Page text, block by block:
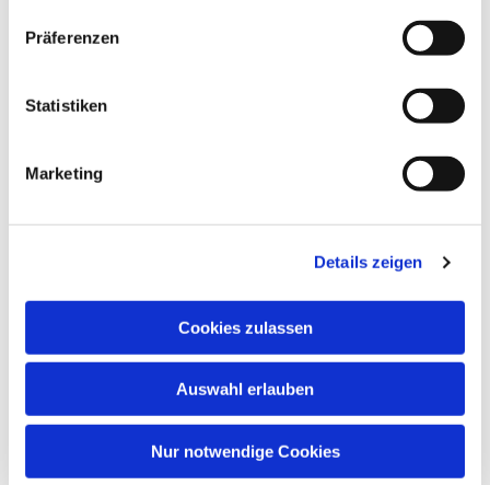
Präferenzen
Statistiken
Marketing
Details zeigen
Cookies zulassen
Auswahl erlauben
Nur notwendige Cookies